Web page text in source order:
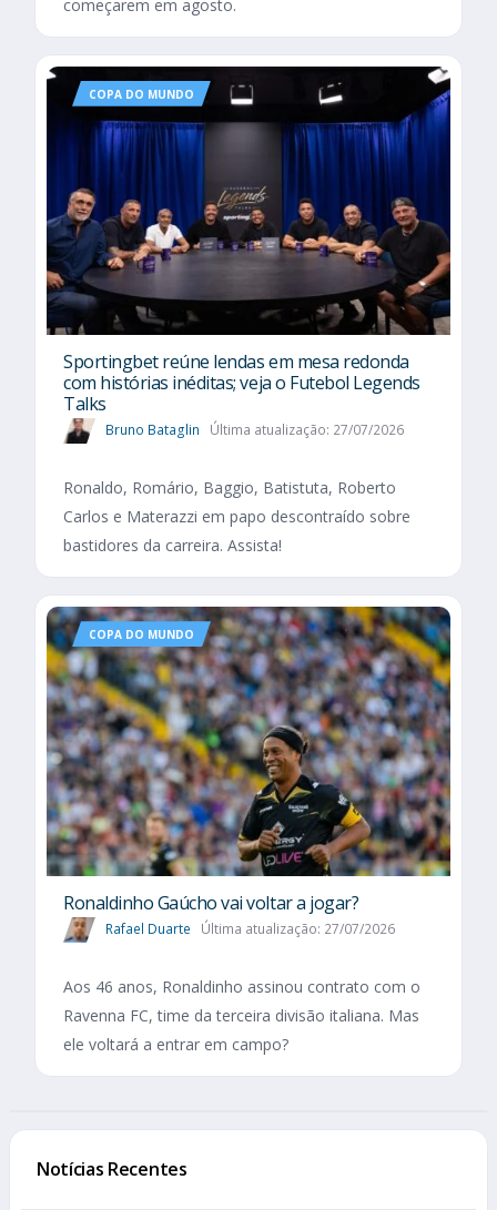
começarem em agosto.
COPA DO MUNDO
Sportingbet reúne lendas em mesa redonda
com histórias inéditas; veja o Futebol Legends
Talks
Bruno Bataglin Última atualização: 27/07/2026
Ronaldo, Romário, Baggio, Batistuta, Roberto
Carlos e Materazzi em papo descontraído sobre
bastidores da carreira. Assista!
COPA DO MUNDO
Ronaldinho Gaúcho vai voltar a jogar?
Rafael Duarte Última atualização: 27/07/2026
Aos 46 anos, Ronaldinho assinou contrato com o
Ravenna FC, time da terceira divisão italiana. Mas
ele voltará a entrar em campo?
Notícias Recentes